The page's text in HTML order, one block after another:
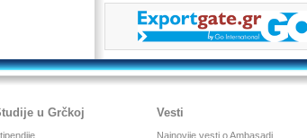
u Grčkoj Vesti
Najnovije vesti o Ambasadi